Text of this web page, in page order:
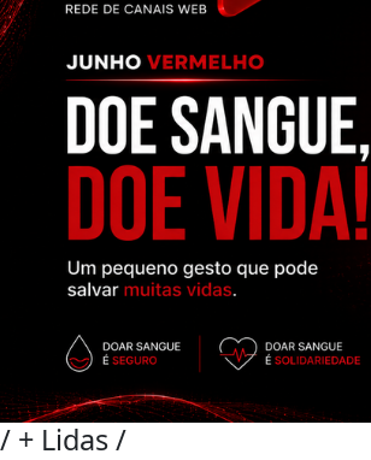
/ + Lidas/